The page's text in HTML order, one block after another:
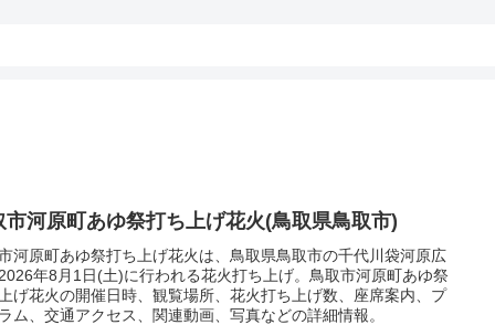
市河原町あゆ祭打ち上げ花火(鳥取県鳥取市)
河原町あゆ祭打ち上げ花火は、鳥取県鳥取市の千代川袋河原広
年8月1日(土)に行われる花火打ち上げ。鳥取市河原町あゆ祭
げ花火の開催日時、観覧場所、花火打ち上げ数、座席案内、プ
ム、交通アクセス、関連動画、写真などの詳細情報。